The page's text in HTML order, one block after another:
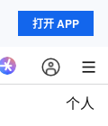
打开 APP
个人